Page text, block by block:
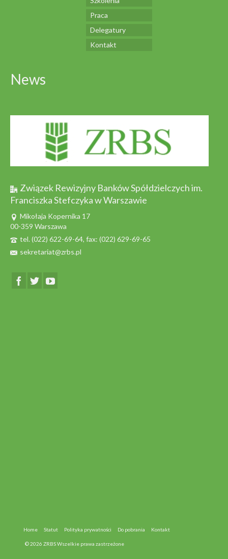
Praca
Delegatury
Kontakt
News
Związek Rewizyjny Banków Spółdzielczych im.
Franciszka Stefczyka w Warszawie
Mikołaja Kopernika 17
00-359 Warszawa
tel. (022) 622-69-64, fax: (022) 629-69-65
sekretariat@zrbs.pl
Home Statut Polityka prywatności Do pobrania Kontakt
© 2026 ZRBS Wszelkie prawa zastrzeżone